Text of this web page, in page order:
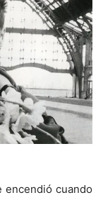
encendió cuando